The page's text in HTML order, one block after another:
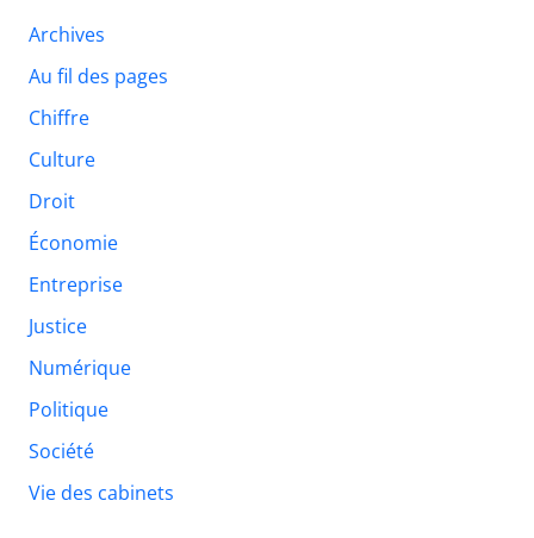
Archives
Au fil des pages
Chiffre
Culture
Droit
Économie
Entreprise
Justice
Numérique
Politique
Société
Vie des cabinets